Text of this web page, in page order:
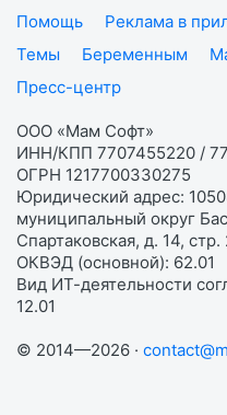
Помощь
Реклама в
Темы
Беременным
Пресс-центр
ООО «Мам Софт»
ИНН/КПП 7707455220 /
ОГРН 1217700330275
Юридический адрес:
муниципальный округ
Спартаковская, д. 14,
ОКВЭД (основной): 62.01
Вид ИТ-деятельности
12.01
© 2014—2026 ·